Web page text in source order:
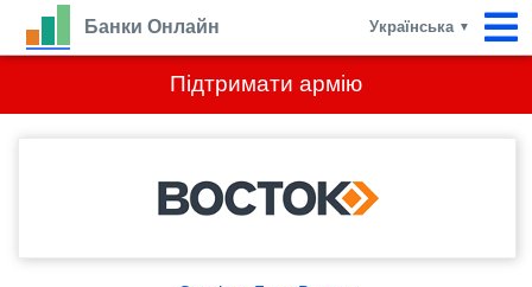
Підтримати армію
Банки Онлайн Українська ▼